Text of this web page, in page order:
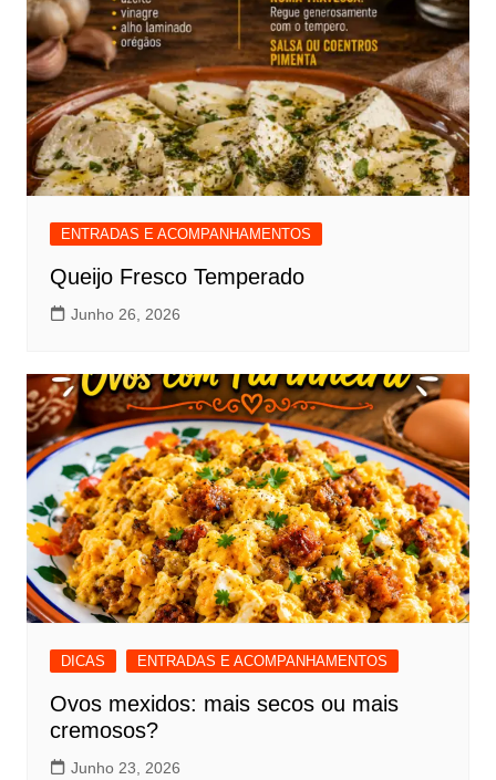
ENTRADAS E ACOMPANHAMENTOS
Queijo Fresco Temperado
Junho 26, 2026
DICAS ENTRADAS E ACOMPANHAMENTOS
Ovos mexidos: mais secos ou mais
cremosos?
Junho 23, 2026